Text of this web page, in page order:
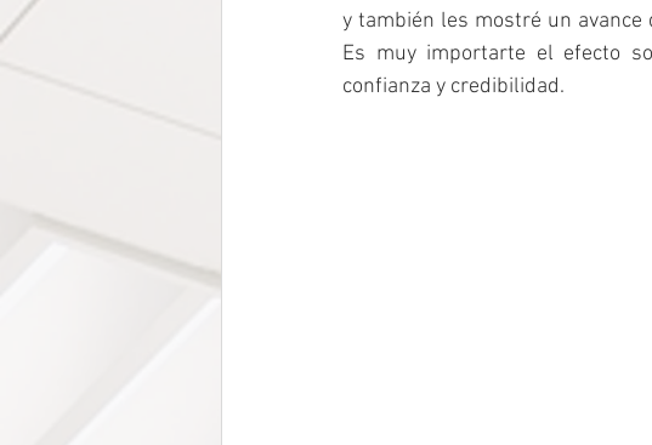
y también les mostré un
Es muy importarte el efecto
confianza y credibilidad.